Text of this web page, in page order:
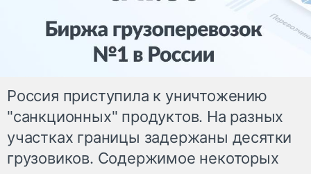
Россия приступила к уничтожению
"санкционных" продуктов. На разных
участках границы задержаны десятки
грузовиков. Содержимое некоторых